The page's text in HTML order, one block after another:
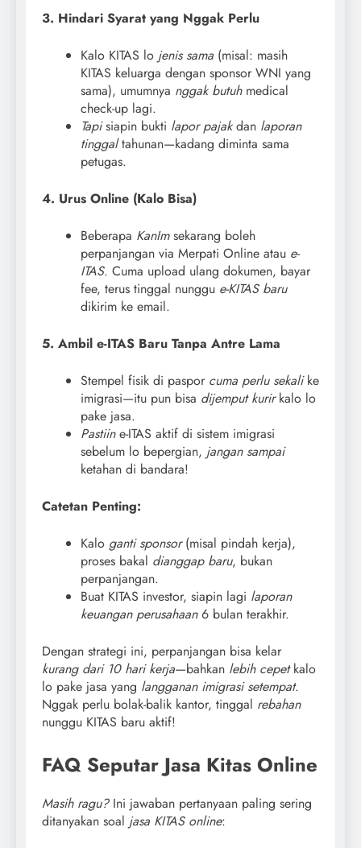
3. Hindari Syarat yang Nggak Perlu
Kalo KITAS lo jenis sama (misal: masih
KITAS keluarga dengan sponsor WNI yang
sama), umumnya nggak butuhmedical
check-up lagi.
Tapisiapin bukti lapor pajakdan laporan
tinggaltahunan—kadang diminta sama
petugas.
4. Urus Online (Kalo Bisa)
Beberapa KanImsekarang boleh
perpanjangan via Merpati Online atau e-
ITAS. Cuma upload ulang dokumen, bayar
fee, terus tinggal nunggu e-KITAS baru
dikirim ke email.
5. Ambil e-ITAS Baru Tanpa Antre Lama
Stempel fisik di paspor cuma perlu sekalike
imigrasi—itu pun bisa dijemput kurirkalo lo
pake jasa.
Pastiine-ITAS aktif di sistem imigrasi
sebelum lo bepergian, jangan sampai
ketahan di bandara!
Catetan Penting:
Kalo ganti sponsor(misal pindah kerja),
proses bakal dianggap baru, bukan
perpanjangan.
Buat KITAS investor, siapin lagi laporan
keuangan perusahaan6 bulan terakhir.
Dengan strategi ini, perpanjangan bisa kelar
kurang dari 10 hari kerja—bahkan lebih cepetkalo
lo pake jasa yang langganan imigrasi setempat.
Nggak perlu bolak-balik kantor, tinggal rebahan
nunggu KITAS baru aktif!
FAQ Seputar Jasa Kitas Online
Masih ragu?Ini jawaban pertanyaan paling sering
ditanyakan soal jasa KITAS online: